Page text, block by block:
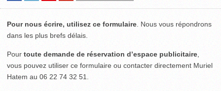
Pour nous écrire, utilisez ce formulaire . Nous vous répondrons
dans les plus brefs délais.
Pour toute demande de réservation d’espace publicitaire
vous pouvez utiliser ce formulaire ou contacter directement Muriel
Hatem au 06 22 74 32 51.